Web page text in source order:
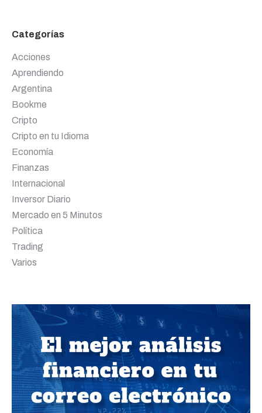
Categorías
Acciones
Aprendiendo
Argentina
Bookme
Cripto
Cripto en tu Idioma
Economía
Finanzas
Internacional
Inversor Diario
Mercado en 5 Minutos
Política
Trading
Varios